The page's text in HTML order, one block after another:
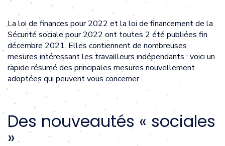
La loi de finances pour 2022 et la loi de financement de la
Sécurité sociale pour 2022 ont toutes 2 été publiées fin
décembre 2021. Elles contiennent de nombreuses
mesures intéressant les travailleurs indépendants : voici un
rapide résumé des principales mesures nouvellement
adoptées qui peuvent vous concerner...
Des nouveautés « sociales
»